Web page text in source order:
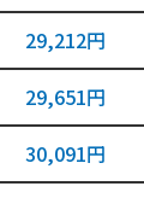
29,212円
29,651円
30,091円